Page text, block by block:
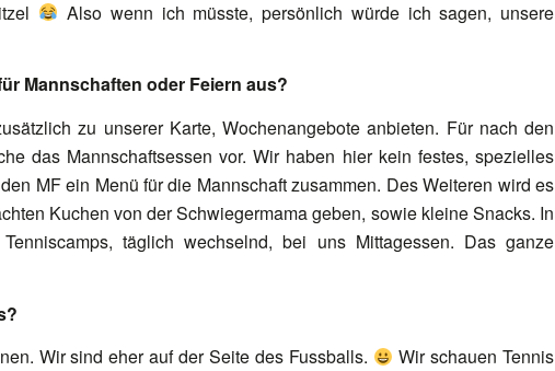
Also wenn ich müsste, persönlich würde ich sagen, unsere
Mannschaften oder Feiern aus?
zu unserer Karte, Wochenangebote anbieten. Für nach den
das Mannschaftsessen vor. Wir haben hier kein festes, spezielles
MF ein Menü für die Mannschaft zusammen. Des Weiteren wird es
Kuchen von der Schwiegermama geben, sowie kleine Snacks. In
täglich wechselnd, bei uns Mittagessen. Das ganze
Wir sind eher auf der Seite des Fussballs.
Wir schauen Tennis